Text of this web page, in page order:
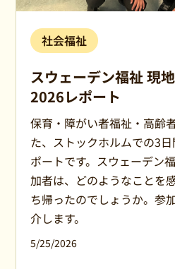
社会福祉
スウェーデン福祉 現
2026レポート
保育・障がい者福祉・高齢
た、ストックホルムでの3
ポートです。スウェーデン
加者は、どのようなことを
ち帰ったのでしょうか。参
介します。
5/25/2026